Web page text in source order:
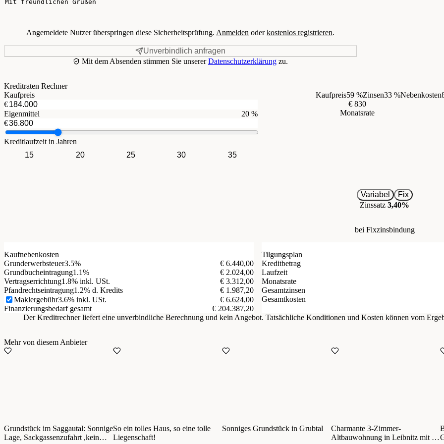
Angemeldete Nutzer überspringen diese Sicherheitsprüfung. Anmelden oderkostenlos registrieren.
Unverbindlich anfragen
Mit dem Absenden stimmen Sie unsererDatenschutzerklärung zu.
Kreditraten Rechner
Kaufpreis
€
Eigenmittel
20 %
€
Kreditlaufzeit in Jahren
15
20 25 30 35
Kaufpreis59 %Zinsen33 %Nebenkosten
€ 830
Monatsrate
Variabel
Fix
Zinssatz 3,40%
bei Fixzinsbindung
Kaufnebenkosten
Grunderwerbsteuer3.5%
€ 6.440,00
Grundbucheintragung1.1%
€ 2.024,00
Vertragserrichtung1.8% inkl. USt.
€ 3.312,00
Pfandrechtseintragung1.2% d. Kredits
€ 1.987,20
Maklergebühr3.6% inkl. USt.
€ 6.624,00
Finanzierungsbedarf gesamt
€ 204.387,20
Tilgungsplan
Kreditbetrag
Laufzeit
Monatsrate
Gesamtzinsen
Gesamtkosten
Der Kreditrechner liefert eine unverbindliche Berechnung und kein Angebot. Tatsächliche Konditionen und Kosten können vom
Mehr von diesem Anbieter
Grundstück im Saggautal: Sonnige
Lage, Sackgassenzufahrt ,kein
So ein tolles Haus, so eine tolle
Liegenschaft!
Sonniges Grundstück in Grubtal
Charmante 3-Zimmer-
Altbauwohnung in Leibnitz mit 92